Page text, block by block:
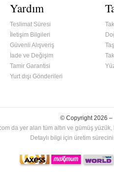
Yardım
Teslimat Süresi
İletişim Bilgileri
Güvenli Alışveriş
İade ve Değişim
Tamir Garantisi
Yurt dışı Gönderileri
© Copyright 2026 –
da yer alan tüm altın ve gümüş
Detaylı bilgi için üretim